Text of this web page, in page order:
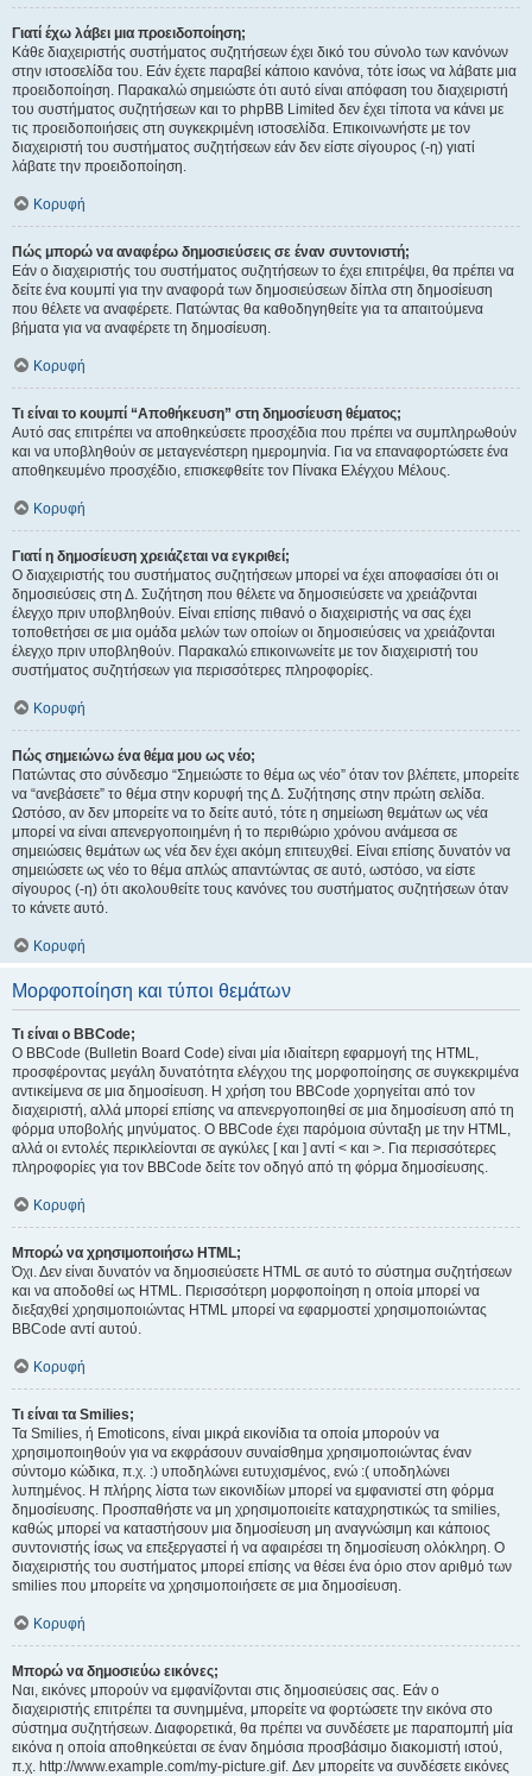
Γιατί έχω λάβει μια προειδοποίηση;
Κάθε διαχειριστής συστήματος συζητήσεων έχει δικό του σύνολο των κανόνων
στην ιστοσελίδα του. Εάν έχετε παραβεί κάποιο κανόνα, τότε ίσως να λάβατε μια
προειδοποίηση. Παρακαλώ σημειώστε ότι αυτό είναι απόφαση του διαχειριστή
του συστήματος συζητήσεων και το phpBB Limited δεν έχει τίποτα να κάνει με
τις προειδοποιήσεις στη συγκεκριμένη ιστοσελίδα. Επικοινωνήστε με τον
διαχειριστή του συστήματος συζητήσεων εάν δεν είστε σίγουρος (-η) γιατί
λάβατε την προειδοποίηση.
Κορυφή
Πώς μπορώ να αναφέρω δημοσιεύσεις σε έναν συντονιστή;
Εάν ο διαχειριστής του συστήματος συζητήσεων το έχει επιτρέψει, θα πρέπει να
δείτε ένα κουμπί για την αναφορά των δημοσιεύσεων δίπλα στη δημοσίευση
που θέλετε να αναφέρετε. Πατώντας θα καθοδηγηθείτε για τα απαιτούμενα
βήματα για να αναφέρετε τη δημοσίευση.
Κορυφή
Τι είναι το κουμπί “Αποθήκευση” στη δημοσίευση θέματος;
Αυτό σας επιτρέπει να αποθηκεύσετε προσχέδια που πρέπει να συμπληρωθούν
και να υποβληθούν σε μεταγενέστερη ημερομηνία. Για να επαναφορτώσετε ένα
αποθηκευμένο προσχέδιο, επισκεφθείτε τον Πίνακα Ελέγχου Μέλους.
Κορυφή
Γιατί η δημοσίευση χρειάζεται να εγκριθεί;
Ο διαχειριστής του συστήματος συζητήσεων μπορεί να έχει αποφασίσει ότι οι
δημοσιεύσεις στη Δ. Συζήτηση που θέλετε να δημοσιεύσετε να χρειάζονται
έλεγχο πριν υποβληθούν. Είναι επίσης πιθανό ο διαχειριστής να σας έχει
τοποθετήσει σε μια ομάδα μελών των οποίων οι δημοσιεύσεις να χρειάζονται
έλεγχο πριν υποβληθούν. Παρακαλώ επικοινωνείτε με τον διαχειριστή του
συστήματος συζητήσεων για περισσότερες πληροφορίες.
Κορυφή
Πώς σημειώνω ένα θέμα μου ως νέο;
Πατώντας στο σύνδεσμο “Σημειώστε το θέμα ως νέο” όταν τον βλέπετε, μπορείτε
να “ανεβάσετε” το θέμα στην κορυφή της Δ. Συζήτησης στην πρώτη σελίδα.
Ωστόσο, αν δεν μπορείτε να το δείτε αυτό, τότε η σημείωση θεμάτων ως νέα
μπορεί να είναι απενεργοποιημένη ή το περιθώριο χρόνου ανάμεσα σε
σημειώσεις θεμάτων ως νέα δεν έχει ακόμη επιτευχθεί. Είναι επίσης δυνατόν να
σημειώσετε ως νέο το θέμα απλώς απαντώντας σε αυτό, ωστόσο, να είστε
σίγουρος (-η) ότι ακολουθείτε τους κανόνες του συστήματος συζητήσεων όταν
το κάνετε αυτό.
Κορυφή
Μορφοποίηση και τύποι θεμάτων
Τι είναι ο BBCode;
Ο BBCode (Bulletin Board Code) είναι μία ιδιαίτερη εφαρμογή της HTML,
προσφέροντας μεγάλη δυνατότητα ελέγχου της μορφοποίησης σε συγκεκριμένα
αντικείμενα σε μια δημοσίευση. Η χρήση του BBCode χορηγείται από τον
διαχειριστή, αλλά μπορεί επίσης να απενεργοποιηθεί σε μια δημοσίευση από τη
φόρμα υποβολής μηνύματος. Ο BBCode έχει παρόμοια σύνταξη με την HTML,
αλλά οι εντολές περικλείονται σε αγκύλες [ και ] αντί < και >. Για περισσότερες
πληροφορίες για τον BBCode δείτε τον οδηγό από τη φόρμα δημοσίευσης.
Κορυφή
Μπορώ να χρησιμοποιήσω HTML;
Όχι. Δεν είναι δυνατόν να δημοσιεύσετε HTML σε αυτό το σύστημα συζητήσεων
και να αποδοθεί ως HTML. Περισσότερη μορφοποίηση η οποία μπορεί να
διεξαχθεί χρησιμοποιώντας HTML μπορεί να εφαρμοστεί χρησιμοποιώντας
BBCode αντί αυτού.
Κορυφή
Τι είναι τα Smilies;
Τα Smilies, ή Emoticons, είναι μικρά εικονίδια τα οποία μπορούν να
χρησιμοποιηθούν για να εκφράσουν συναίσθημα χρησιμοποιώντας έναν
σύντομο κώδικα, π.χ. :) υποδηλώνει ευτυχισμένος, ενώ :( υποδηλώνει
λυπημένος. Η πλήρης λίστα των εικονιδίων μπορεί να εμφανιστεί στη φόρμα
δημοσίευσης. Προσπαθήστε να μη χρησιμοποιείτε καταχρηστικώς τα smilies,
καθώς μπορεί να καταστήσουν μια δημοσίευση μη αναγνώσιμη και κάποιος
συντονιστής ίσως να επεξεργαστεί ή να αφαιρέσει τη δημοσίευση ολόκληρη. Ο
διαχειριστής του συστήματος μπορεί επίσης να θέσει ένα όριο στον αριθμό των
smilies που μπορείτε να χρησιμοποιήσετε σε μια δημοσίευση.
Κορυφή
Μπορώ να δημοσιεύω εικόνες;
Ναι, εικόνες μπορούν να εμφανίζονται στις δημοσιεύσεις σας. Εάν ο
διαχειριστής επιτρέπει τα συνημμένα, μπορείτε να φορτώσετε την εικόνα στο
σύστημα συζητήσεων. Διαφορετικά, θα πρέπει να συνδέσετε με παραπομπή μία
εικόνα η οποία αποθηκεύεται σε έναν δημόσια προσβάσιμο διακομιστή ιστού,
π.χ. http://www.example.com/my-picture.gif. Δεν μπορείτε να συνδέσετε εικόνες